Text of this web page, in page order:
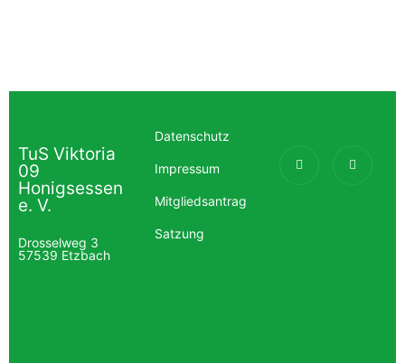
TuS Viktoria
09
Honigsessen
e. V.
Drosselweg 3
57539 Etzbach
Datenschutz
Impressum
Mitgliedsantrag
Satzung